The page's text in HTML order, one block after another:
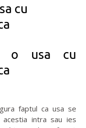
cu
o usa cu
faptul ca usa se
acestia intra sau ies